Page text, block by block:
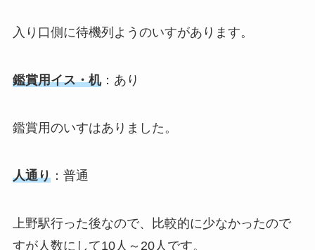
入り口側に待機列ようのいすがあります。
鑑賞用イス・机：あり
鑑賞用のいすはありました。
人通り：普通
上野駅行った後なので、比較的に少なかったので
すが人数にして10人～20人です。